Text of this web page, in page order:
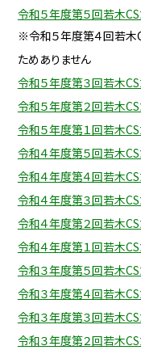
令和５年度第５回若木CS
※令和５年度第４回若木
ためありません
令和５年度第３回若木CS
令和５年度第２回若木CS
令和５年度第１回若木CS
令和４年度第５回若木CS
令和４年度第４回若木CS
令和４年度第３回若木CS
令和４年度第２回若木CS
令和４年度第１回若木CS
令和３年度第５回若木CS
令和３年度第４回若木CS
令和３年度第３回若木CS
令和３年度第２回若木CS